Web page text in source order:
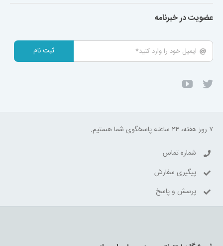
عضویت در خبرنامه
ثبت نام
۷ روز هفته، ۲۴ ساعته پاسخگوی شما هستیم.
شماره تماس
پیگیری سفارش
پرسش و پاسخ